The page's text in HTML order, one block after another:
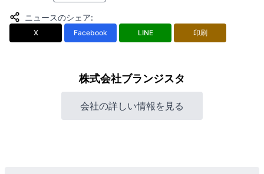
ニュースのシェア:
X Facebook LINE 印刷
株式会社ブランジスタ
会社の詳しい情報を見る